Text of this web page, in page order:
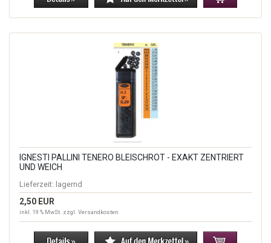
IGNESTI PALLINI TENERO BLEISCHROT - EXAKT ZENTRIERT
UND WEICH
Lieferzeit: lagernd
2,50 EUR
inkl. 19 % MwSt. zzgl. Versandkosten